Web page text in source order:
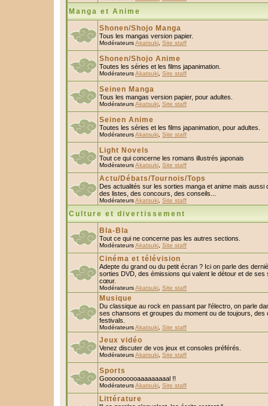
Manga et Anime
Shonen/Shojo Manga
Tous les mangas version papier.
ModérateursAkatsuki Site staff
Shonen/Shojo Anime
Toutes les séries et les films japanimation.
ModérateursAkatsuki Site staff
Seinen Manga
Tous les mangas version papier, pour adultes.
ModérateursAkatsuki Site staff
Seinen Anime
Toutes les séries et les films japanimation, pour adultes.
ModérateursAkatsuki Site staff
Light Novels
Tout ce qui concerne les romans illustrés japonais
ModérateursAkatsuki Site staff
Actu/Débats/Tournois/Tops
Des actualités sur les sorties manga et anime mais aussi
des listes, des concours, des conseils...
ModérateursAkatsuki Site staff
Culture et divertissement
Bla-Bla
Tout ce qui ne concerne pas les autres sections.
ModérateursAkatsuki Site staff
Cinéma et télévision
Adepte du grand ou du petit écran ? Ici on parle des
sorties DVD, des émissions qui valent le détour et de ses
cœur.
ModérateursAkatsuki Site staff
Musique
Du classique au rock en passant par l'électro, on parle
ses chansons et groupes du moment ou de toujours, des
festivals.
ModérateursAkatsuki Site staff
Jeux vidéo
Venez discuter de vos jeux et consoles préférés.
ModérateursAkatsuki Site staff
Sports
Goooooooooaaaaaaaaal !!
ModérateursAkatsuki Site staff
Littérature